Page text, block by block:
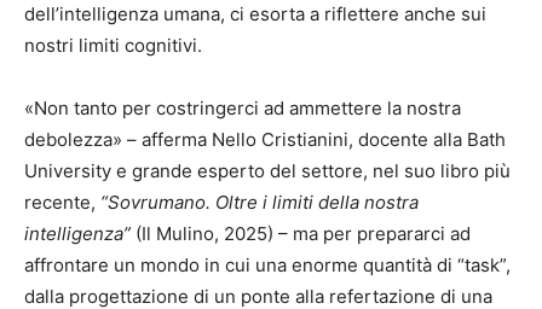
dell’intelligenza umana, ci esorta a riflettere anche sui
nostri limiti cognitivi.
«Non tanto per costringerci ad ammettere la nostra
debolezza» – afferma Nello Cristianini, docente alla Bath
University e grande esperto del settore, nel suo libro più
recente, “Sovrumano. Oltre i limiti della nostra
intelligenza” (Il Mulino, 2025) – ma per prepararci ad
affrontare un mondo in cui una enorme quantità di “task”,
dalla progettazione di un ponte alla refertazione di una